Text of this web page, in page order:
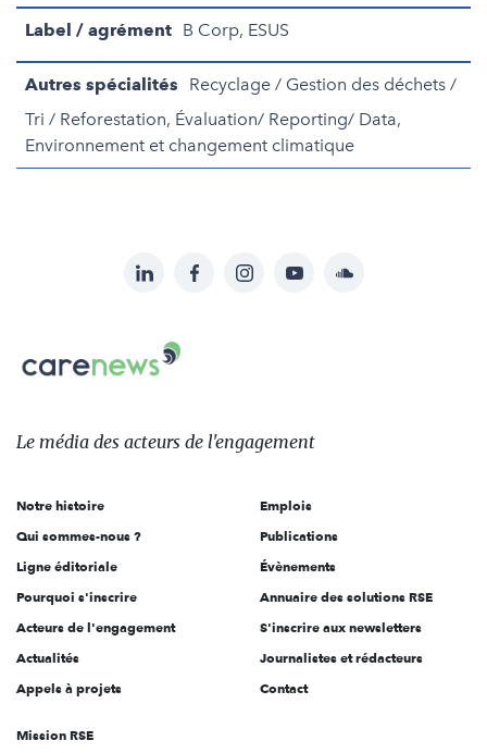
Label / agrément B Corp, ESUS
Autres spécialités
Recyclage / Gestion des déchets /
Tri / Reforestation, Évaluation/ Reporting/ Data,
Environnement et changement climatique
sur:
LinkedInFacebookInstagramYouTubeSoundcloud
Carenews,
Le
des
l'engagement
Le média des acteurs de l'engagement
Notre histoire
Qui sommes-nous ?
Ligne éditoriale
Pourquoi s'inscrire
Acteurs de l'engagement
Actualités
Appels à projets
Emplois
Publications
Évènements
Annuaire des solutions RSE
S'inscrire aux newsletters
Journalistes et rédacteurs
Contact
Mission RSE